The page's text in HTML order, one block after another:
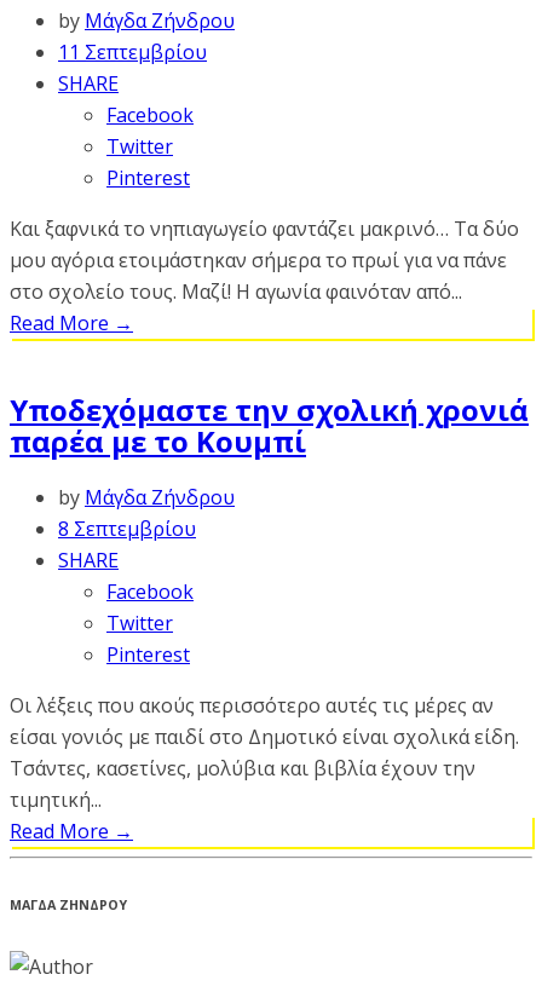
by Μάγδα Ζήνδρου
11 Σεπτεμβρίου
SHARE
Facebook
Twitter
Pinterest
Και ξαφνικά το νηπιαγωγείο φαντάζει μακρινό… Τα δύο
μου αγόρια ετοιμάστηκαν σήμερα το πρωί για να πάνε
στο σχολείο τους. Μαζί! Η αγωνία φαινόταν από...
Read More →
Υποδεχόμαστε την σχολική χρονιά
παρέα με το Κουμπί
by Μάγδα Ζήνδρου
8 Σεπτεμβρίου
SHARE
Facebook
Twitter
Pinterest
Οι λέξεις που ακούς περισσότερο αυτές τις μέρες αν
είσαι γονιός με παιδί στο Δημοτικό είναι σχολικά είδη.
Τσάντες, κασετίνες, μολύβια και βιβλία έχουν την
τιμητική...
Read More →
ΜΑΓΔΑ ΖΗΝΔΡΟΥ